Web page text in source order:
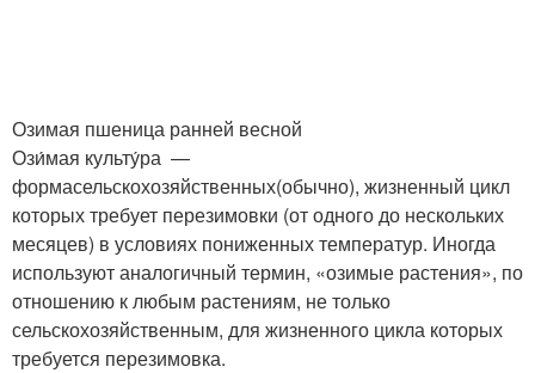
Озимая пшеница ранней весной
Ози́мая культу́ра —
формасельскохозяйственных(обычно), жизненный цикл
которых требует перезимовки (от одного до нескольких
месяцев) в условиях пониженных температур. Иногда
используют аналогичный термин, «озимые растения», по
отношению к любым растениям, не только
сельскохозяйственным, для жизненного цикла которых
требуется перезимовка.